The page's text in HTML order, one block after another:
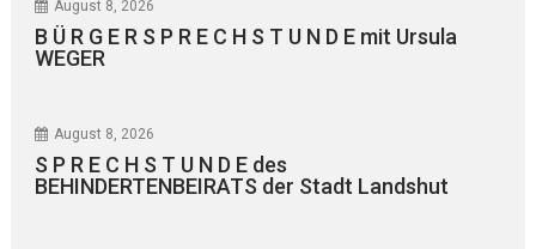
August 8, 2026
B Ü R G E R S P R E C H S T U N D E mit Ursula
WEGER
August 8, 2026
S P R E C H S T U N D E des
BEHINDERTENBEIRATS der Stadt Landshut